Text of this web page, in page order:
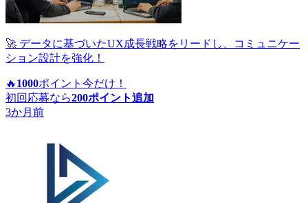
🚀 データに基づいたUX成長戦略をリードし、コミュニケー
ション設計を強化！
🔥 1000ポイント 今だけ！
初回応募なら200ポイント追加
3か月前